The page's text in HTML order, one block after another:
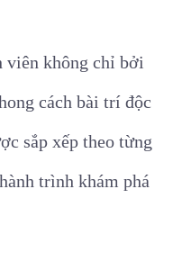
viên không chỉ bởi
cách bài trí độc
sắp xếp theo từng
trình khám phá